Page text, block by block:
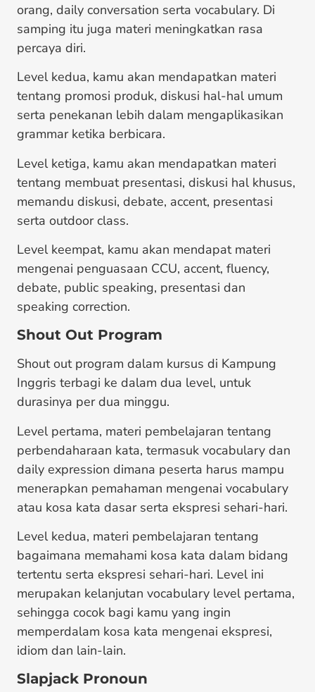
orang, daily conversation serta vocabulary. Di
samping itu juga materi meningkatkan rasa
percaya diri.
Level kedua, kamu akan mendapatkan materi
tentang promosi produk, diskusi hal-hal umum
serta penekanan lebih dalam mengaplikasikan
grammar ketika berbicara.
Level ketiga, kamu akan mendapatkan materi
tentang membuat presentasi, diskusi hal khusus,
memandu diskusi, debate, accent, presentasi
serta outdoor class.
Level keempat, kamu akan mendapat materi
mengenai penguasaan CCU, accent, fluency,
debate, public speaking, presentasi dan
speaking correction.
Shout Out Program
Shout out program dalam kursus di Kampung
Inggris terbagi ke dalam dua level, untuk
durasinya per dua minggu.
Level pertama, materi pembelajaran tentang
perbendaharaan kata, termasuk vocabulary dan
daily expression dimana peserta harus mampu
menerapkan pemahaman mengenai vocabulary
atau kosa kata dasar serta ekspresi sehari-hari.
Level kedua, materi pembelajaran tentang
bagaimana memahami kosa kata dalam bidang
tertentu serta ekspresi sehari-hari. Level ini
merupakan kelanjutan vocabulary level pertama,
sehingga cocok bagi kamu yang ingin
memperdalam kosa kata mengenai ekspresi,
idiom dan lain-lain.
Slapjack Pronoun